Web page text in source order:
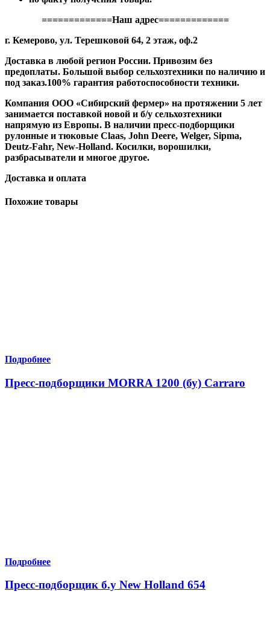
=============Наш адрес=============
г. Кемерово, ул. Терешковой 64, 2 этаж, оф.2
Доставка в любой регион России. Привозим без
предоплаты. Большой выбор сельхозтехники по наличию и
под заказ.100% гарантия работоспособности техники.
Компания ООО «Сибирский фермер» на протяжении 5 лет
занимается поставкой новой и б/у сельхозтехники
напрямую из Европы. В наличии пресс-подборщики
рулонные и тюковые Claas, John Deere, Welger, Sipma,
Deutz-Fahr, New-Holland. Косилки, ворошилки,
разбрасыватели и многое другое.
Доставка и оплата
Похожие товары
Подробнее
Пресс-подборщики MORRA 1200 (бу) Carraro
Подробнее
Пресс-подборщик б.у New Holland 654